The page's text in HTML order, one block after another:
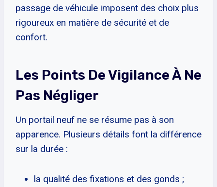
passage de véhicule imposent des choix plus
rigoureux en matière de sécurité et de
confort.
Les Points De Vigilance À Ne
Pas Négliger
Un portail neuf ne se résume pas à son
apparence. Plusieurs détails font la différence
sur la durée :
la qualité des fixations et des gonds ;